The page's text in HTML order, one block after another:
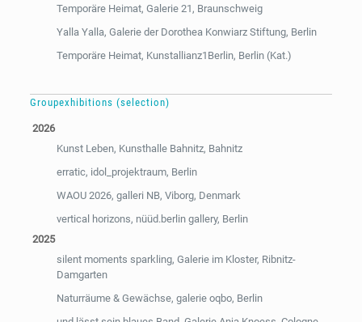
Temporäre Heimat, Galerie 21, Braunschweig
Yalla Yalla, Galerie der Dorothea Konwiarz Stiftung, Berlin
Temporäre Heimat, Kunstallianz1Berlin, Berlin (Kat.)
Groupexhibitions (selection)
2026
Kunst Leben, Kunsthalle Bahnitz, Bahnitz
erratic, idol_projektraum, Berlin
WAOU 2026, galleri NB, Viborg, Denmark
vertical horizons, nüüd.berlin gallery, Berlin
2025
silent moments sparkling, Galerie im Kloster, Ribnitz-
Damgarten
Naturräume & Gewächse, galerie oqbo, Berlin